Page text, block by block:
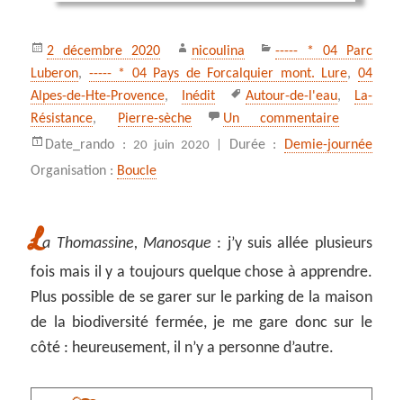
Publié
le
2 décembre 2020 Auteur
nicoulina Catégories
----- * 04 Parc
Luberon, ----- * 04 Pays de Forcalquier mont. Lure, 04
Alpes-de-Hte-Provence, Inédit
Mots-
clés
Autour-de-l'eau,
La-
Résistance, Pierre-sèche Un commentaire
Date_rando : 20 juin 2020 | Durée :
Demie-journée
Organisation : Boucle
La Thomassine, Manosque : j’y suis allée plusieurs
fois mais il y a toujours quelque chose à apprendre.
Plus possible de se garer sur le parking de la maison
de la biodiversité fermée, je me gare donc sur le
côté : heureusement, il n’y a personne d’autre.